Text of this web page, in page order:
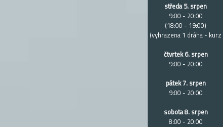
středa 5. srpen
9:00 - 20:00
(18:00 - 19:00)
(vyhrazena 1 dráha - kurz
čtvrtek 6. srpen
9:00 - 20:00
pátek 7. srpen
9:00 - 20:00
sobota 8. srpen
8:00 - 20:00